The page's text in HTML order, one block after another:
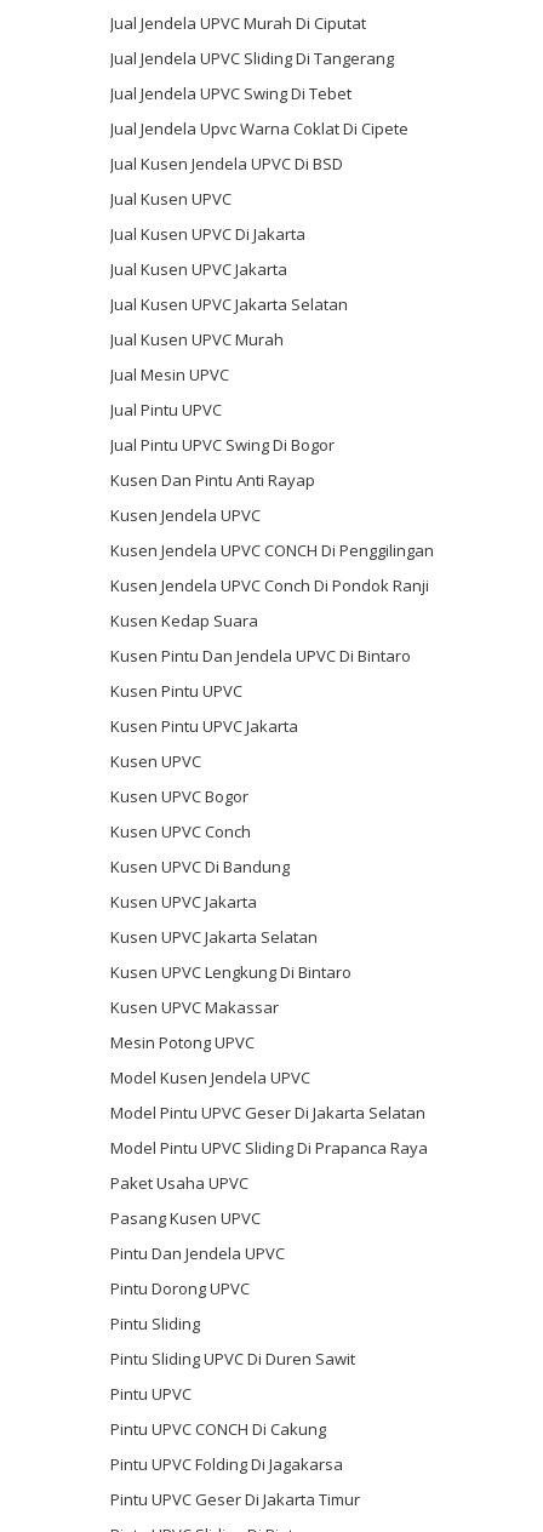
Jual Jendela UPVC Murah Di Ciputat
Jual Jendela UPVC Sliding Di Tangerang
Jual Jendela UPVC Swing Di Tebet
Jual Jendela Upvc Warna Coklat Di Cipete
Jual Kusen Jendela UPVC Di BSD
Jual Kusen UPVC
Jual Kusen UPVC Di Jakarta
Jual Kusen UPVC Jakarta
Jual Kusen UPVC Jakarta Selatan
Jual Kusen UPVC Murah
Jual Mesin UPVC
Jual Pintu UPVC
Jual Pintu UPVC Swing Di Bogor
Kusen Dan Pintu Anti Rayap
Kusen Jendela UPVC
Kusen Jendela UPVC CONCH Di Penggilingan
Kusen Jendela UPVC Conch Di Pondok Ranji
Kusen Kedap Suara
Kusen Pintu Dan Jendela UPVC Di Bintaro
Kusen Pintu UPVC
Kusen Pintu UPVC Jakarta
Kusen UPVC
Kusen UPVC Bogor
Kusen UPVC Conch
Kusen UPVC Di Bandung
Kusen UPVC Jakarta
Kusen UPVC Jakarta Selatan
Kusen UPVC Lengkung Di Bintaro
Kusen UPVC Makassar
Mesin Potong UPVC
Model Kusen Jendela UPVC
Model Pintu UPVC Geser Di Jakarta Selatan
Model Pintu UPVC Sliding Di Prapanca Raya
Paket Usaha UPVC
Pasang Kusen UPVC
Pintu Dan Jendela UPVC
Pintu Dorong UPVC
Pintu Sliding
Pintu Sliding UPVC Di Duren Sawit
Pintu UPVC
Pintu UPVC CONCH Di Cakung
Pintu UPVC Folding Di Jagakarsa
Pintu UPVC Geser Di Jakarta Timur